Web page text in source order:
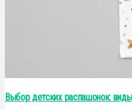
Выбор детских распашонок: